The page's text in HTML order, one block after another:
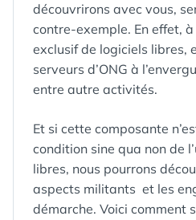
découvrirons avec vous,
contre-exemple. En effet,
exclusif de logiciels libres,
serveurs d’ONG à
entre autre activités.
Et si cette composante
condition sine qua non de
libres, nous pourrons
aspects militants et les
démarche. Voici comment